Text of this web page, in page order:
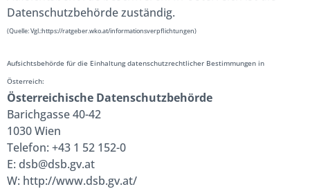
Datenschutzbehörde zuständig.
(Quelle: Vgl.:https://ratgeber.wko.at/informationsverpflichtungen)
Aufsichtsbehörde für die Einhaltung datenschutzrechtlicher Bestimmungen in
Österreich:
Österreichische Datenschutzbehörde
Barichgasse 40-42
1030 Wien
Telefon: +43 1 52 152-0
E: dsb@dsb.gv.at
W: http://www.dsb.gv.at/